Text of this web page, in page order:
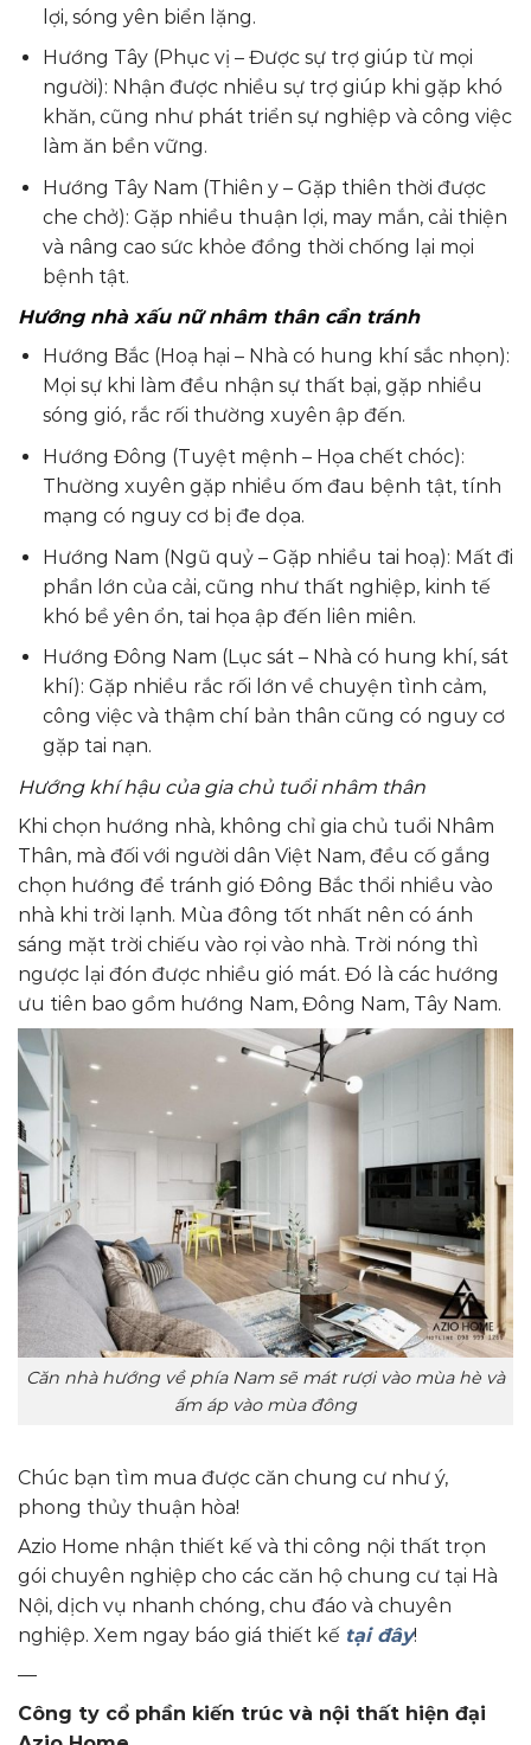
lợi, sóng yên biển lặng.
Hướng Tây (Phục vị – Được sự trợ giúp từ mọi
người): Nhận được nhiều sự trợ giúp khi gặp khó
khăn, cũng như phát triển sự nghiệp và công việc
làm ăn bền vững.
Hướng Tây Nam (Thiên y – Gặp thiên thời được
che chở): Gặp nhiều thuận lợi, may mắn, cải thiện
và nâng cao sức khỏe đồng thời chống lại mọi
bệnh tật.
Hướng nhà xấu nữ nhâm thân cần tránh
Hướng Bắc (Hoạ hại – Nhà có hung khí sắc nhọn):
Mọi sự khi làm đều nhận sự thất bại, gặp nhiều
sóng gió, rắc rối thường xuyên ập đến.
Hướng Đông (Tuyệt mệnh – Họa chết chóc):
Thường xuyên gặp nhiều ốm đau bệnh tật, tính
mạng có nguy cơ bị đe dọa.
Hướng Nam (Ngũ quỷ – Gặp nhiều tai hoạ): Mất đi
phần lớn của cải, cũng như thất nghiệp, kinh tế
khó bề yên ổn, tai họa ập đến liên miên.
Hướng Đông Nam (Lục sát – Nhà có hung khí, sát
khí): Gặp nhiều rắc rối lớn về chuyện tình cảm,
công việc và thậm chí bản thân cũng có nguy cơ
gặp tai nạn.
Hướng khí hậu của gia chủ tuổi nhâm thân
Khi chọn hướng nhà, không chỉ gia chủ tuổi Nhâm
Thân, mà đối với người dân Việt Nam, đều cố gắng
chọn hướng để tránh gió Đông Bắc thổi nhiều vào
nhà khi trời lạnh. Mùa đông tốt nhất nên có ánh
sáng mặt trời chiếu vào rọi vào nhà. Trời nóng thì
ngược lại đón được nhiều gió mát. Đó là các hướng
ưu tiên bao gồm hướng Nam, Đông Nam, Tây Nam.
Căn nhà hướng về phía Nam sẽ mát rượi vào mùa hè và
ấm áp vào mùa đông
Chúc bạn tìm mua được căn chung cư như ý,
phong thủy thuận hòa!
Azio Home nhận thiết kế và thi công nội thất trọn
gói chuyên nghiệp cho các căn hộ chung cư tại Hà
Nội, dịch vụ nhanh chóng, chu đáo và chuyên
nghiệp. Xem ngay báo giá thiết kế tại đây!
—
Công ty cổ phần kiến trúc và nội thất hiện đại